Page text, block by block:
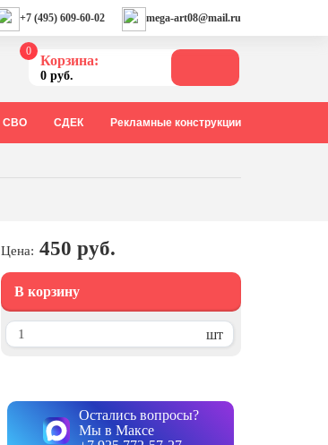
+7 (495) 609-60-02 mega-art08@mail.ru
0
Корзина:
0 руб.
СВО СДЕК Рекламные конструкции
Цена: 450 руб.
В корзину
шт
Остались вопросы?
Мы в Максе